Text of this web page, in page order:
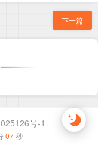
下一篇
号-1
07秒